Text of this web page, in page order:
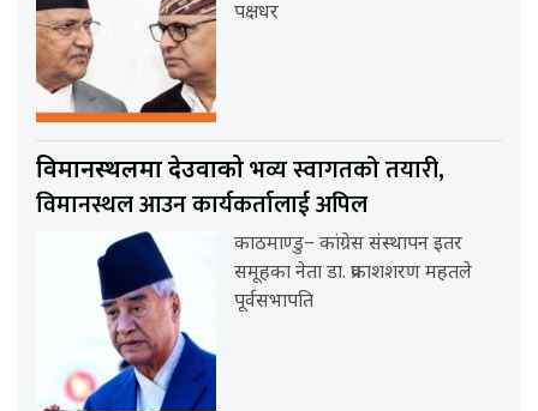
पक्षधर
विमानस्थलमा देउवाकोभव्य स्वागतको तयारी,
विमानस्थल आउन कार्यकर्तालाई अपिल
काठमाण्डु– कांग्रेस संस्थापन इतर
समूहका नेता डा. प्रकाशशरण महतले
पूर्वसभापति